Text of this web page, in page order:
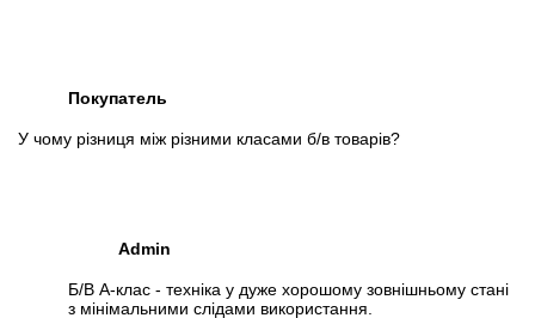
Покупатель
У чому різниця між різними класами б/в товарів?
Admin
Б/В А-клас - техніка у дуже хорошому зовнішньому стані
з мінімальними слідами використання.